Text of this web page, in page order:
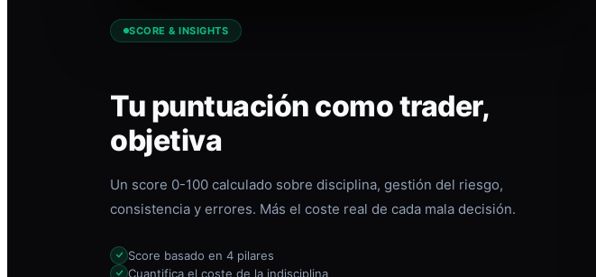
SCORE & INSIGHTS
Tu puntuación como trader,
objetiva
Un score 0-100 calculado sobre disciplina, gestión del riesgo,
consistencia y errores. Más el coste real de cada mala decisión.
Score basado en 4 pilares
Cuantifica el coste de la indisciplina